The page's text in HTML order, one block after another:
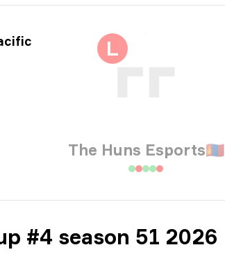
L
The Huns Esports🇲🇳
#4 season 51 2026